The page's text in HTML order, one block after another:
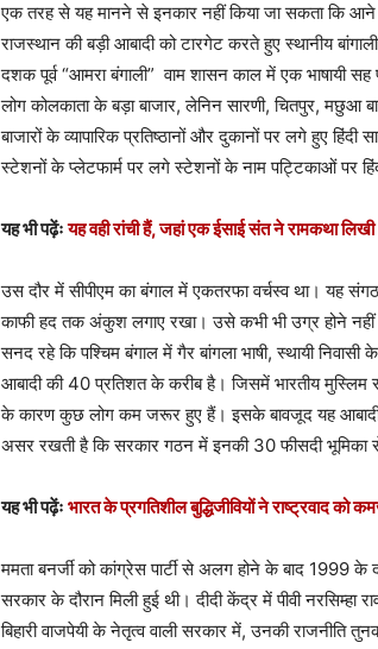
एक तरह से यह मानने से इनकार नहीं किया जा सकता कि आने
राजस्थान की बड़ी आबादी को टारगेट करते हुए स्थानीय
दशक पूर्व “आमरा बंगाली” वाम शासन काल में एक भाषायी
लोग कोलकाता के बड़ा बाजार, लेनिन सारणी, चितपुर, मछुआ
बाजारों के व्यापारिक प्रतिष्ठानों और दुकानों पर लगे हुए
स्टेशनों के प्लेटफार्म पर लगे स्टेशनों के नाम पट्टिकाओं पर
यह भी पढ़ेंःयह वही रांची हैं, जहां एक ईसाई संत ने रामकथा लिखी
उस दौर में सीपीएम का बंगाल में एकतरफा वर्चस्व था। यह
काफी हद तक अंकुश लगाए रखा। उसे कभी भी उग्र होने नहीं
सनद रहे कि पश्चिम बंगाल में गैर बांगला भाषी, स्थायी निवासी
आबादी की 40 प्रतिशत के करीब है। जिसमें भारतीय मुस्लिम
के कारण कुछ लोग कम जरूर हुए हैं। इसके बावजूद यह आबादी
असर रखती है कि सरकार गठन में इनकी 30 फीसदी भूमिका
यह भी पढ़ेंः भारत के प्रगतिशील बुद्धिजीवियों ने राष्ट्रवाद को
ममता बनर्जी को कांग्रेस पार्टी से अलग होने के बाद 1999 के
सरकार के दौरान मिली हुई थी। दीदी केंद्र में पीवी
बिहारी वाजपेयी के नेतृत्व वाली सरकार में, उनकी राजनीति